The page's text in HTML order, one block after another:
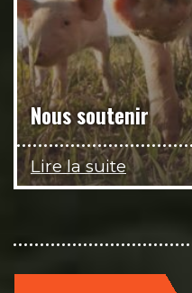
Nous soutenir
Lire la suite